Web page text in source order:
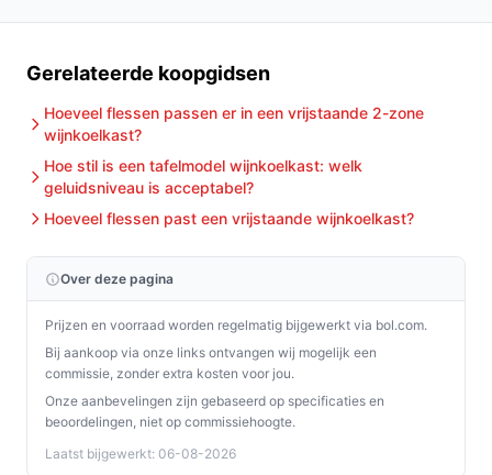
Gerelateerde koopgidsen
Hoeveel flessen passen er in een vrijstaande 2-zone
wijnkoelkast?
Hoe stil is een tafelmodel wijnkoelkast: welk
geluidsniveau is acceptabel?
Hoeveel flessen past een vrijstaande wijnkoelkast?
Over deze pagina
Prijzen en voorraad worden regelmatig bijgewerkt via bol.com.
Bij aankoop via onze links ontvangen wij mogelijk een
commissie, zonder extra kosten voor jou.
Onze aanbevelingen zijn gebaseerd op specificaties en
beoordelingen, niet op commissiehoogte.
Laatst bijgewerkt: 06-08-2026